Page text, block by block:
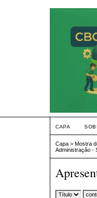
CAPA
Capa > Mostra
Administração -